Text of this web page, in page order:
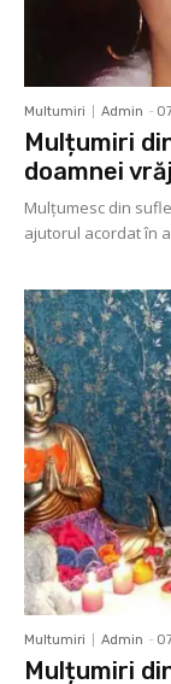
Multumiri Admin -
Mulțumiri
doamnei
Mulţumesc din
ajutorul acordat în
Multumiri Admin -
Mulțumiri